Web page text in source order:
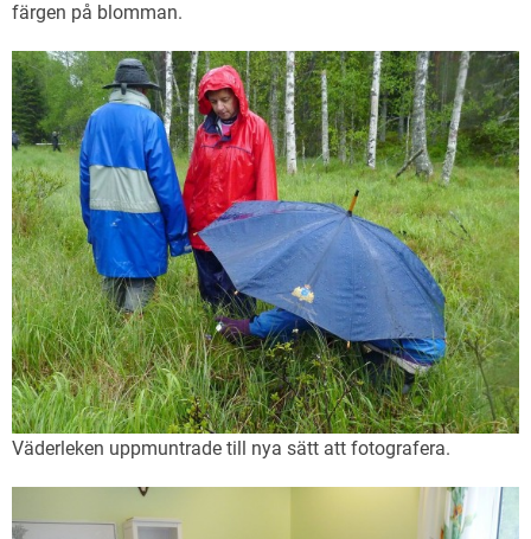
färgen på blomman.
Väderleken uppmuntrade till nya sätt att fotografera.